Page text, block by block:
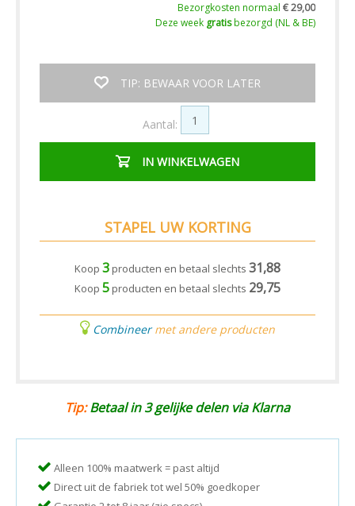
Bezorgkosten normaal € 29,00
Deze week gratisbezorgd (NL & BE)
TIP: BEWAAR VOOR LATER
Aantal:
IN WINKELWAGEN
STAPEL UW KORTING
Koop 3 producten en betaal slechts 31,88
Koop 5 producten en betaal slechts 29,75
Combineermet andere producten
Tip:Betaal in 3 gelijke delen via Klarna
Alleen 100% maatwerk = past altijd
Direct uit de fabriek tot wel 50% goedkoper